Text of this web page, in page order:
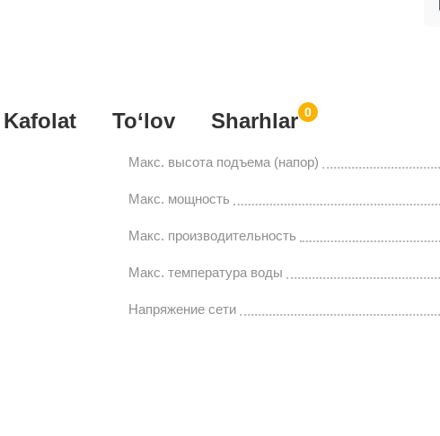
Kafolat To‘lov 0
Sharhlar
Макс. высота подъема (напор)
Макс. мощность
Макс. производительность
Макс. температура воды
Напряжение сети